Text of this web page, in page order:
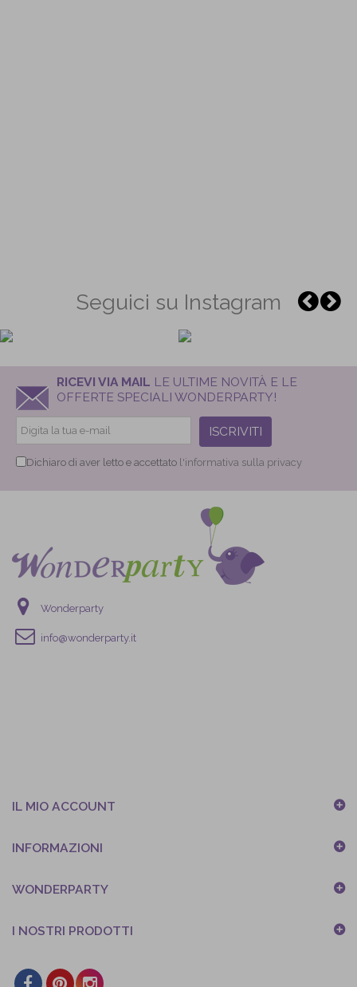
Seguici su Instagram
RICEVI VIA MAIL LE ULTIME NOVITÀ E LE
OFFERTE SPECIALI WONDERPARTY!
ISCRIVITI
Dichiaro di aver letto e accettato l'informativa sulla privacy
Wonderparty
info@wonderparty.it
IL MIO ACCOUNT
INFORMAZIONI
WONDERPARTY
I NOSTRI PRODOTTI